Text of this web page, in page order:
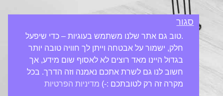
.טוב גם אתר שלנו משתמש בעוגיות – כדי שיפעל
חלק, ישמור על אבטחה וייתן לך חוויה טובה יותר
בגדול היינו מאד רוצים לא לאסוף שום מידע, אך
חשוב לנו גם לשרת אתכם נאמנה וזה הדרך. בכל
מקרה זה רק לטובתכם :-) מדיניות הפרטיות
סגור